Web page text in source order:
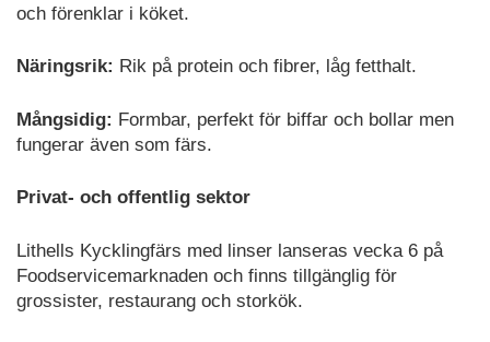
och förenklar i köket.
Näringsrik: Rik på protein och fibrer, låg fetthalt.
Mångsidig: Formbar, perfekt för biffar och bollar men
fungerar även som färs.
Privat- och offentlig sektor
Lithells Kycklingfärs med linser lanseras vecka 6 på
Foodservicemarknaden och finns tillgänglig för
grossister, restaurang och storkök.